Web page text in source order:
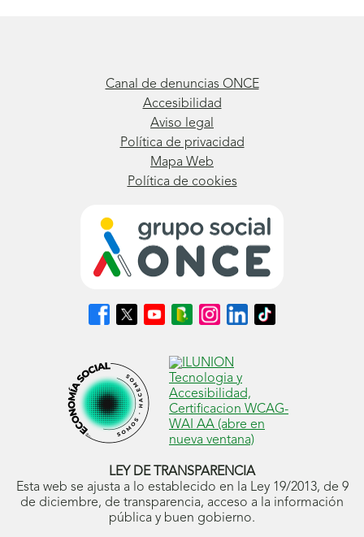
Canal de denuncias ONCE
Accesibilidad
Aviso legal
Política de privacidad
Mapa Web
Política de cookies
Síguenos
en
abrirá
en
ventana
nueva)
Síguenos
en
abrirá
en
ventana
nueva)
Síguenos
en
abrirá
en
ventana
nueva)
Síguenos
en
Blog
ONCE
(se
abrirá
en
ventana
nueva)
Síguenos
en
(se
abrirá
en
ventana
nueva)
Síguenos
en
(se
abrirá
en
ventana
nueva)
Síguenos
en
ventana
nueva)
LEY DE TRANSPARENCIA
Esta web se ajusta a lo establecido en la Ley 19/2013, de 9
de diciembre, de transparencia, acceso a la información
pública y buen gobierno.